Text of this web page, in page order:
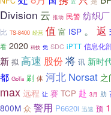
Division 云 推动 民警 纺织厂
比 TS-8400 经营 值 富 ISP 。 返
看 2020 科技 凭 SDC iPTT 信息化
新 拟 高速 股份将 讯 新时
都 GoTa 刷 体 河北 Norsat 之
max 远程 让 赛 TCP 赴 3月 助
800M 众 警用 P6620i 迅速 预